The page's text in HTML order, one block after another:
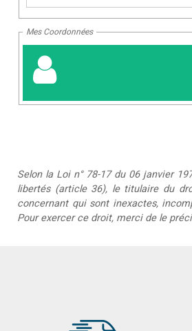
Mes Coordonnées
Selon la Loi n° 78-17 du 06 janvier
libertés (article 36), le titulaire du
concernant qui sont inexactes,
Pour exercer ce droit, merci de le